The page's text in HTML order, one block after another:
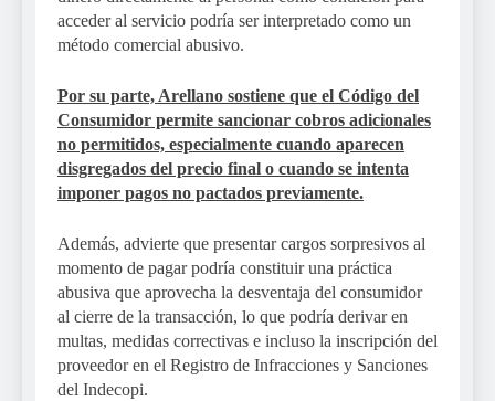
acceder al servicio podría ser interpretado como un
método comercial abusivo.
Por su parte, Arellano sostiene que el Código del
Consumidor permite sancionar cobros adicionales
no permitidos, especialmente cuando aparecen
disgregados del precio final o cuando se intenta
imponer pagos no pactados previamente.
Además, advierte que presentar cargos sorpresivos al
momento de pagar podría constituir una práctica
abusiva que aprovecha la desventaja del consumidor
al cierre de la transacción, lo que podría derivar en
multas, medidas correctivas e incluso la inscripción del
proveedor en el Registro de Infracciones y Sanciones
del Indecopi.